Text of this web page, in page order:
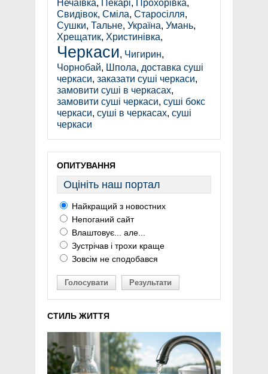
Нечаївка, Пекарі, Прохорівка,
Свидівок, Сміла, Старосілля,
Сушки, Тальне, Україна, Умань,
Хрещатик, Христинівка,
Черкаси, Чигирин,
Чорнобай, Шпола, доставка суші
черкаси, заказати суші черкаси,
замовити суші в черкасах,
замовити суші черкаси, суші бокс
черкаси, суші в черкасах, суші
черкаси
ОПИТУВАННЯ
Оцініть наш портал
Найкращий з новостних
Непоганий сайт
Влаштовує... але...
Зустрічав і трохи краще
Зовсім не сподобався
Голосувати Результати
СТИЛЬ ЖИТТЯ